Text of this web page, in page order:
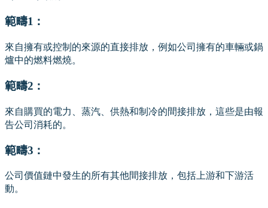
範疇1：
來自擁有或控制的來源的直接排放，例如公司擁有的車輛或鍋
爐中的燃料燃燒。
範疇2：
來自購買的電力、蒸汽、供熱和制冷的間接排放，這些是由報
告公司消耗的。
範疇3：
公司價值鏈中發生的所有其他間接排放，包括上游和下游活
動。